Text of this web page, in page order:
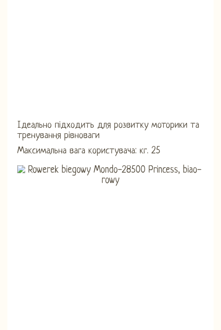
Ідеально підходить для розвитку моторики та
тренування рівноваги
Максимальна вага користувача: кг. 25